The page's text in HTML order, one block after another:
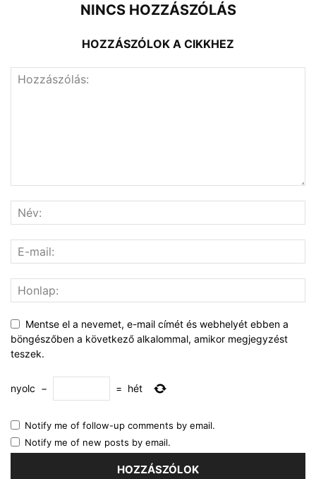
NINCS HOZZÁSZÓLÁS
HOZZÁSZÓLOK A CIKKHEZ
Mentse el a nevemet, e-mail címét és webhelyét ebben a
böngészőben a következő alkalommal, amikor megjegyzést
teszek.
nyolc − = hét
Notify me of follow-up comments by email.
Notify me of new posts by email.